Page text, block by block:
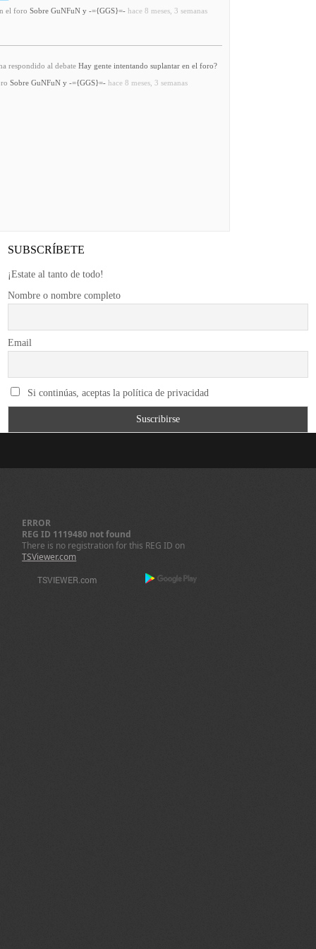
el foro Sobre GuNFuN y -={GGS}=- hace 8 meses, 3 semanas
respondido al debate Hay gente intentando suplantar en el foro?
Sobre GuNFuN y -={GGS}=- hace 8 meses, 3 semanas
SUBSCRÍBETE
¡Estate al tanto de todo!
Nombre o nombre completo
Email
Si continúas, aceptas la política de privacidad
ERROR
REG ID 1119480 not found
There is no registration for this REG ID on
TSViewer.com